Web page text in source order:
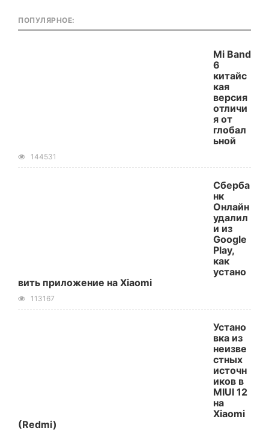
ПОПУЛЯРНОЕ:
Mi Band
6
китайс
кая
версия
отличи
я от
глобал
ьной
144531
Сберба
нк
Онлайн
удалил
и из
Google
Play,
как
устано
вить приложение на Xiaomi
113167
Устано
вка из
неизве
стных
источн
иков в
MIUI 12
на
Xiaomi
(Redmi)